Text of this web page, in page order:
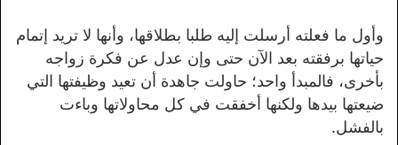
وأول ما فعلته أرسلت إليه طلبا بطلاقها، وأنها لا تريد إتمام
حياتها برفقته بعد الآن حتى وإن عدل عن فكرة زواجه
بأخرى، فالمبدأ واحد؛ حاولت جاهدة أن تعيد وظيفتها التي
ضيعتها بيدها ولكنها أخفقت في كل محاولاتها وباءت
بالفشل.